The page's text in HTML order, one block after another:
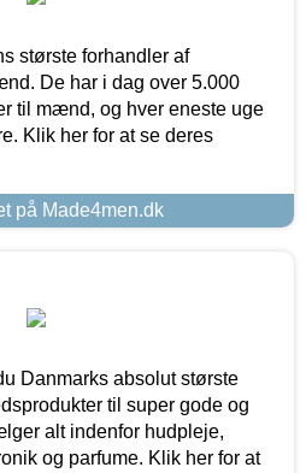
største forhandler af
De har i dag over 5.000
til mænd, og hver eneste uge
Klik her for at se deres
på Made4men.dk
Danmarks absolut største
til super gode og
alt indenfor hudpleje,
og parfume. Klik her for at